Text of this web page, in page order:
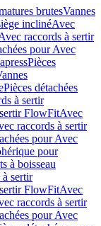
brutesVannes
inclinéAvec
raccords à sertir
pour Avec
Pièces
Pièces détachées
à sertir
FlowFitAvec
raccords à sertir
pour Avec
pour
à boisseau
sertir
FlowFitAvec
raccords à sertir
pour Avec